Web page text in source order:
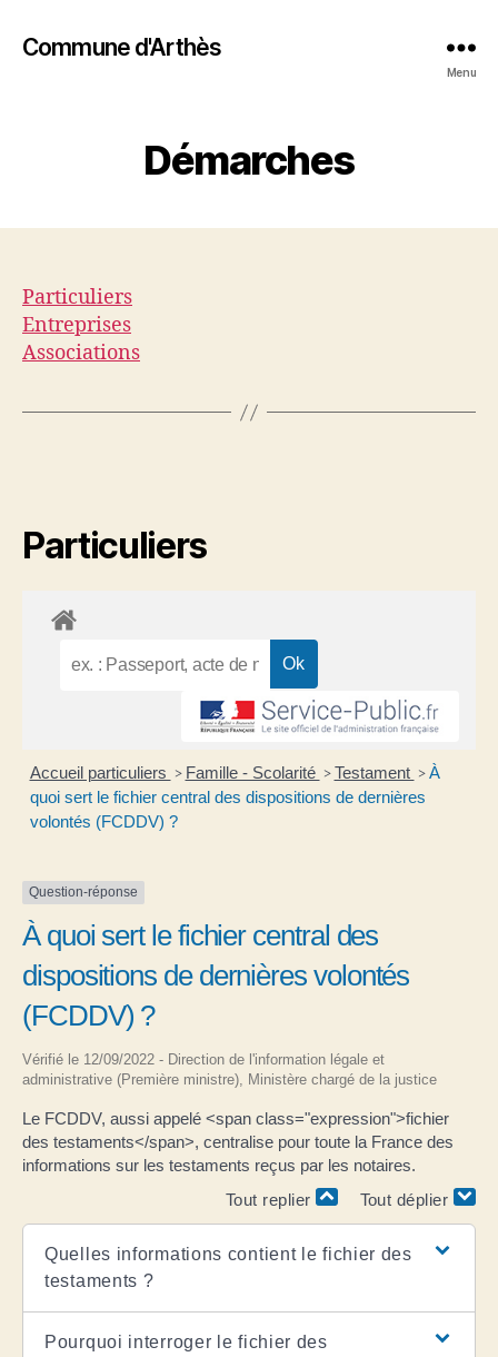
Commune d'Arthès
Menu
Démarches
Particuliers
Entreprises
Associations
Particuliers
Accueil particuliers > Famille - Scolarité > Testament > À
quoi sert le fichier central des dispositions de dernières
volontés (FCDDV) ?
Question-réponse
À quoi sert le fichier central des
dispositions de dernières volontés
(FCDDV) ?
Vérifié le 12/09/2022 - Direction de l'information légale et
administrative (Première ministre), Ministère chargé de la justice
Le FCDDV, aussi appelé <span class="expression">fichier
des testaments</span>, centralise pour toute la France des
informations sur les testaments reçus par les notaires.
Tout replier
Tout déplier
Quelles informations contient le fichier des
testaments ?
Pourquoi interroger le fichier des